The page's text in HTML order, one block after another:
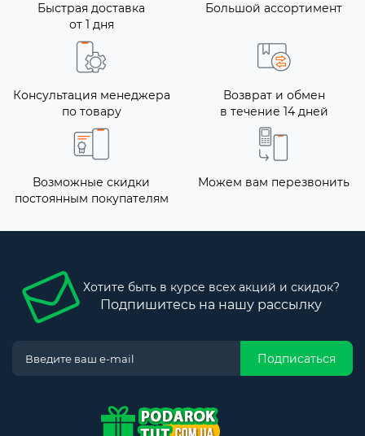
Быстрая доставка
от 1 дня
Большой ассортимент
Консультация менеджера
по товару
Возврат и обмен
в течение 14 дней
Возможные скидки
постоянным покупателям
Можем вам перезвонить
Хотите быть в курсе всех акций и скидок?
Подпишитесь на нашу рассылку
Подписаться